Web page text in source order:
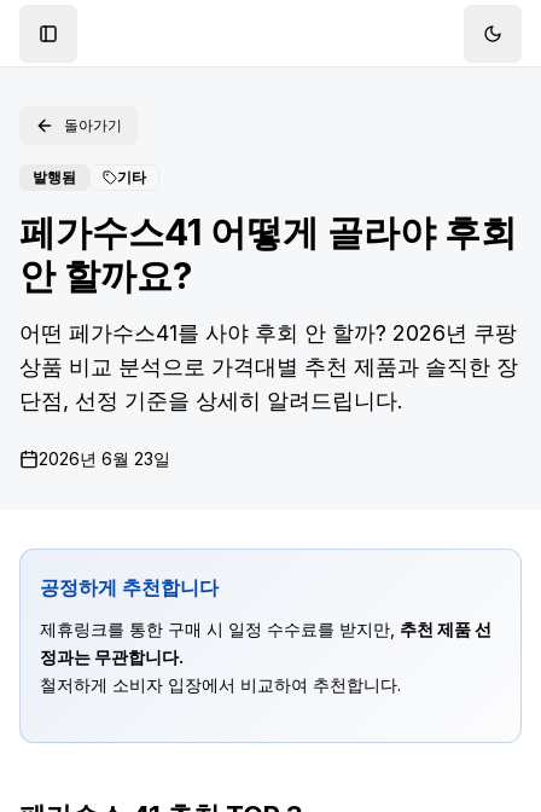
Toggle Sidebar
돌아가기
발행됨 기타
페가수스41 어떻게 골라야 후회
안 할까요?
어떤 페가수스41를 사야 후회 안 할까? 2026년 쿠팡
상품 비교 분석으로 가격대별 추천 제품과 솔직한 장
단점, 선정 기준을 상세히 알려드립니다.
2026년 6월 23일
공정하게 추천합니다
제휴링크를 통한 구매 시 일정 수수료를 받지만, 추천 제품 선
정과는 무관합니다.
철저하게 소비자 입장에서 비교하여 추천합니다.